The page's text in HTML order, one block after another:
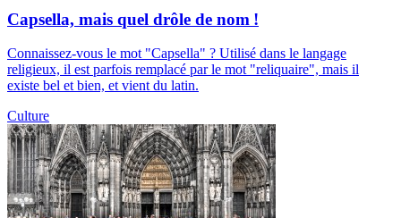
Capsella, mais quel drôle de nom !
Connaissez-vous le mot "Capsella" ? Utilisé dans le langage
religieux, il est parfois remplacé par le mot "reliquaire", mais il
existe bel et bien, et vient du latin.
Culture